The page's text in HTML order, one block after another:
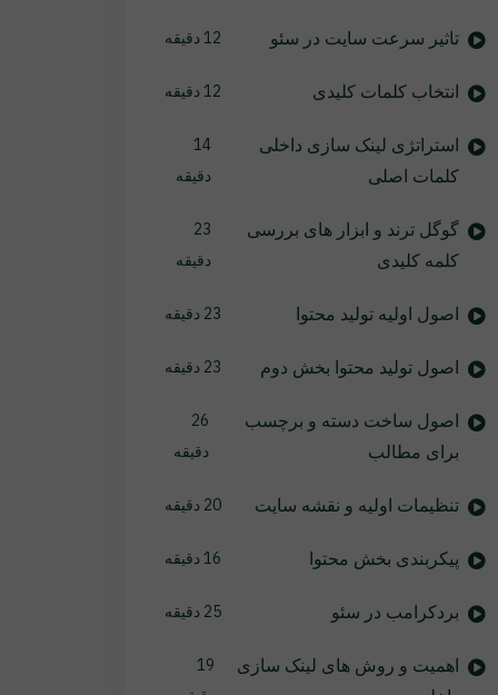
تاثیر سرعت سایت در سئو 12 دقیقه
انتخاب کلمات کلیدی 12 دقیقه
استراتژی لینک سازی داخلی
کلمات اصلی
14
دقیقه
گوگل ترند و ابزار های بررسی
کلمه کلیدی
23
دقیقه
اصول اولیه تولید محتوا 23 دقیقه
اصول تولید محتوا بخش دوم 23 دقیقه
اصول ساخت دسته و برچسب
برای مطالب
26
دقیقه
تنظیمات اولیه و نقشه سایت 20 دقیقه
پیکربندی بخش محتوا 16 دقیقه
بردکرامب در سئو 25 دقیقه
اهمیت و روش های لینک سازی
19